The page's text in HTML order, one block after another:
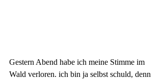
Gestern Abend habe ich meine Stimme im
Wald verloren. ich bin ja selbst schuld, denn